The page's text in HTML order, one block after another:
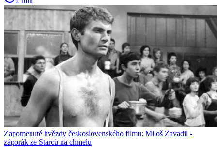
Zapomenuté hvězdy československého filmu: Miloš Zavadil -
záporák ze Starců na chmelu